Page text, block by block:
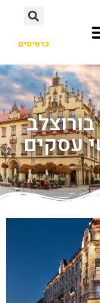
כרטיסים
בורוצלב
עסקים